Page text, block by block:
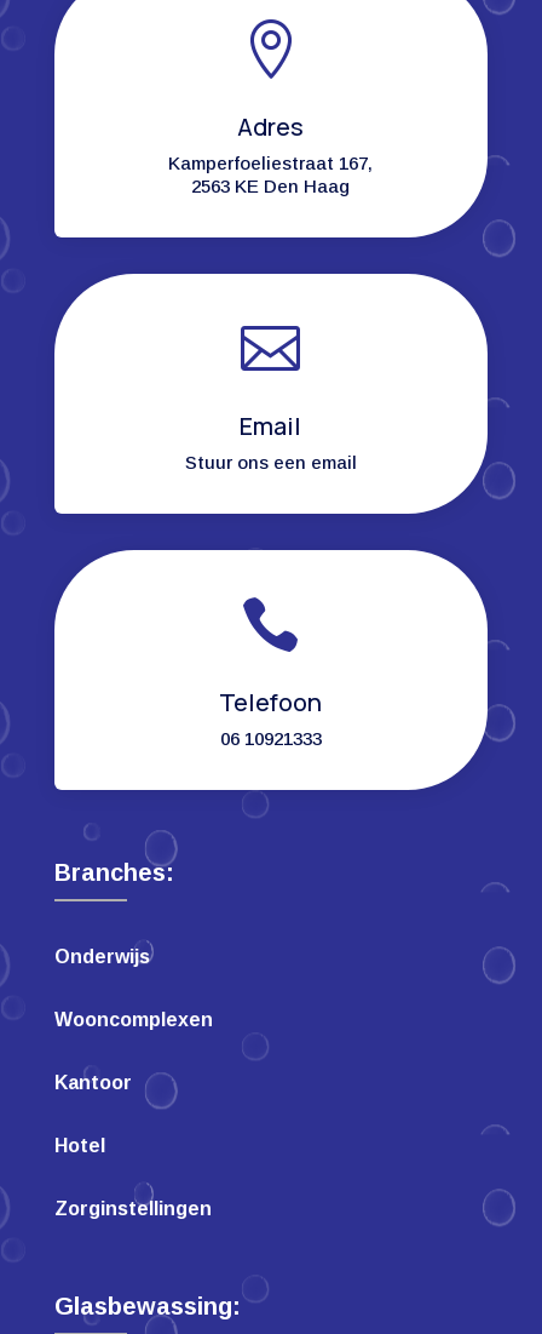

Adres
Kamperfoeliestraat 167,
2563 KE Den Haag

Email
Stuur ons een email

Telefoon
06 10921333
Branches:
Onderwijs
Wooncomplexen
Kantoor
Hotel
Zorginstellingen
Glasbewassing: